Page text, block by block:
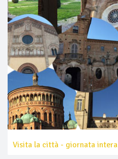
Visita la città - giornata intera